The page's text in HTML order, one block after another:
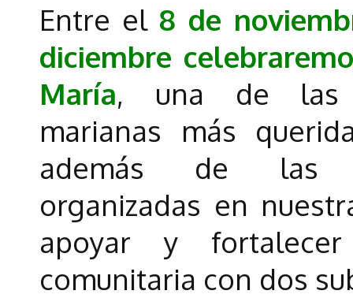
Entre el 8 de
diciembre
María, una de las
marianas más
además de las
organizadas en
apoyar y
comunitaria con dos